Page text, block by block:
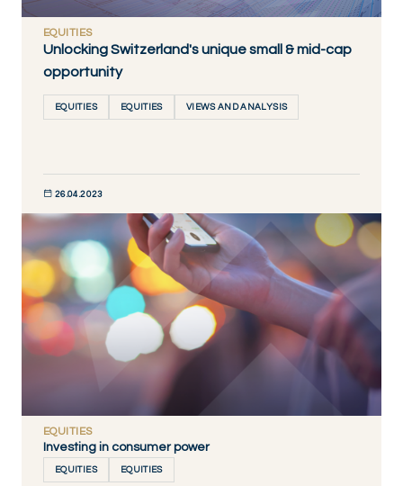
EQUITIES
Unlocking Switzerland's unique small & mid-cap
opportunity
EQUITIES EQUITIES VIEWS AND ANALYSIS
26.04.2023
DÉCOUVRIR MAINTENANT
EQUITIES
Investing in consumer power
EQUITIES EQUITIES